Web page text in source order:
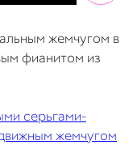
жемчугом в
фианитом из
серьгами-
жемчугом